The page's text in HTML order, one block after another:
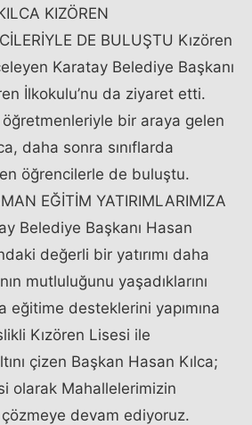
KIZÖREN
DE BULUŞTU Kızören
Karatay Belediye Başkanı
İlkokulu’nu da ziyaret etti.
bir araya gelen
daha sonra sınıflarda
öğrencilerle de buluştu.
EĞİTİM YATIRIMLARIMIZA
Belediye Başkanı Hasan
değerli bir yatırımı daha
mutluluğunu yaşadıklarını
eğitime desteklerini yapımına
Kızören Lisesi ile
çizen Başkan Hasan Kılca;
olarak Mahallelerimizin
çözmeye devam ediyoruz.